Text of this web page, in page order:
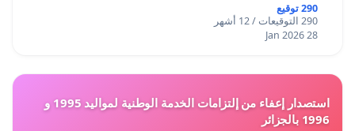
290 توقيع
290 التوقيعات / 12 أشهر
28 Jan 2026
استصدار إعفاء من إلتزامات الخدمة الوطنية لمواليد 1995 و
1996 بالجزائر